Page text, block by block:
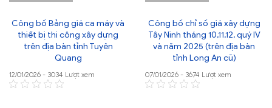
Công bố Bảng giá ca máy và
thiết bị thi công xây dựng
trên địa bàn tỉnh Tuyên
Quang
12/01/2026 - 3034 Lượt xem
Công bố chỉ số giá xây dựng
Tây Ninh tháng 10,11,12, quý IV
và năm 2025 (trên địa bàn
tỉnh Long An cũ)
07/01/2026 - 3674 Lượt xem